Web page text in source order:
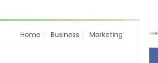
Home Business Marketing